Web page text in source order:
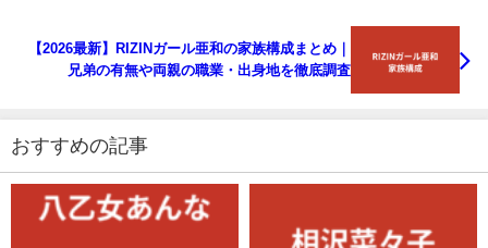
【2026最新】RIZINガール亜和の家族構成まとめ｜
兄弟の有無や両親の職業・出身地を徹底調査
おすすめの記事